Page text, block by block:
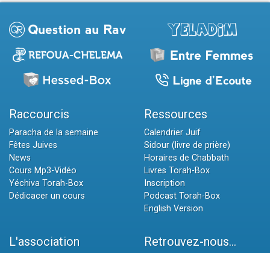
Raccourcis
Paracha de la semaine
Fêtes Juives
News
Cours Mp3-Vidéo
Yéchiva Torah-Box
Dédicacer un cours
Ressources
Calendrier Juif
Sidour (livre de prière)
Horaires de Chabbath
Livres Torah-Box
Inscription
Podcast Torah-Box
English Version
L'association Retrouvez-nous...